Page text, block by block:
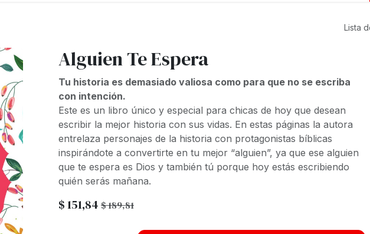
Lista
Alguien Te Espera
Tu historia es demasiado valiosa como para que no se escriba
con intención.
Este es un libro único y especial para chicas de hoy que desean
escribir la mejor historia con sus vidas. En estas páginas la autora
entrelaza personajes de la historia con protagonistas bíblicas
inspirándote a convertirte en tu mejor “alguien”, ya que ese alguien
que te espera es Dios y también tú porque hoy estás escribiendo
quién serás mañana.
$151,84 $189,81